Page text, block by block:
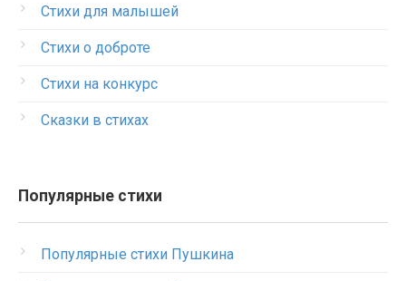
Стихи для малышей
Стихи о доброте
Стихи на конкурс
Сказки в стихах
Популярные стихи
Популярные стихи Пушкина